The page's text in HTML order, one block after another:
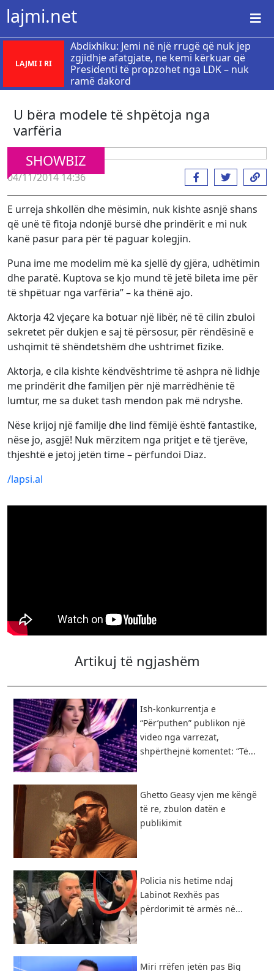
lajmi.net
LAJMI I RI
Abdixhiku: Jemi në një rrugë që nuk jep
zgjidhje afatgjate, ne kemi kërkuar që
Presidenti të propzohet nga LDK – nuk
ramë dakord
U bëra modele të shpëtoja nga
varfëria
SHOWBIZ
04/11/2014 14:36
E urreja shkollën dhe mësimin, nuk kishte asnjë shans
që unë të fitoja ndonjë bursë dhe prindërit e mi nuk
kanë pasur para për të paguar kolegjin.
Puna ime me modelim më ka sjellë dy gjëra, udhëtimin
dhe paratë. Kuptova se kjo mund të jetë bileta ime për
të shpëtuar nga varfëria” – ka thënë ajo.
Aktorja 42 vjeçare ka botuar një libër, në të cilin zbuloi
sekretet për dukjen e saj të përsosur, për rëndësinë e
ushqimit të shëndetshëm dhe ushtrimet fizike.
Aktorja, e cila kishte këndvështrime të ashpra në lidhje
me prindërit dhe familjen për një marrëdhënie të
lumtur, me sa duket tash mendon pak më ndryshe.
Nëse krijoj një familje dhe lind fëmijë është fantastike,
nëse jo, asgjë! Nuk mërzitem nga pritjet e të tjerëve,
thjeshtë e jetoj jetën time – përfundoi Diaz.
/lapsi.al
Artikuj të ngjashëm
Ish-konkurrentja e
“Për’puthen” publikon një
video nga varrezat,
shpërthejnë komentet: “Të...
Ghetto Geasy vjen me këngë
të re, zbulon datën e
publikimit
Policia nis hetime ndaj
Labinot Rexhës pas
përdorimit të armës në...
Miri rrëfen jetën pas Big